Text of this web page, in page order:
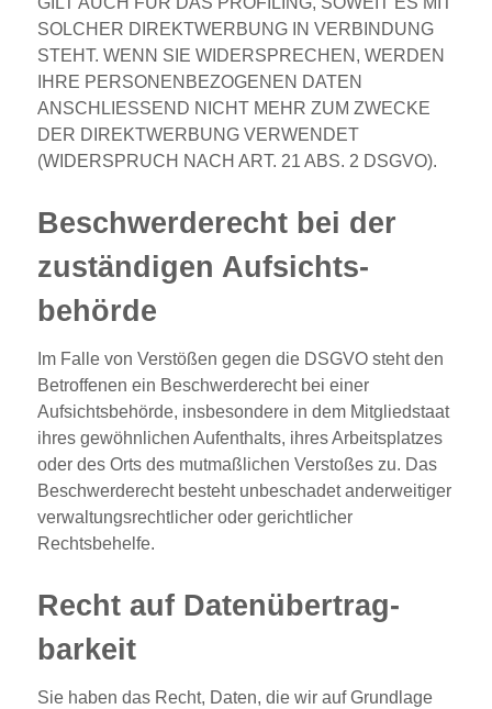
SOLCHER DIREKTWERBUNG IN VERBINDUNG
STEHT. WENN SIE WIDERSPRECHEN, WERDEN
IHRE PERSONENBEZOGENEN DATEN
ANSCHLIESSEND NICHT MEHR ZUM ZWECKE
DER DIREKTWERBUNG VERWENDET
(WIDERSPRUCH NACH ART. 21 ABS. 2 DSGVO).
Beschwerde­recht bei der
zuständigen Aufsichts­
behörde
Im Falle von Verstößen gegen die DSGVO steht den
Betroffenen ein Beschwerderecht bei einer
Aufsichtsbehörde, insbesondere in dem Mitgliedstaat
ihres gewöhnlichen Aufenthalts, ihres Arbeitsplatzes
oder des Orts des mutmaßlichen Verstoßes zu. Das
Beschwerderecht besteht unbeschadet anderweitiger
verwaltungsrechtlicher oder gerichtlicher
Rechtsbehelfe.
Recht auf Daten­übertrag­
barkeit
Sie haben das Recht, Daten, die wir auf Grundlage